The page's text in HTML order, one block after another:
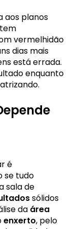
aos planos
vermelhidão
dias mais
está errada.
enquanto
é
se tudo
sala de
sólidos
da área
enxerto, pelo